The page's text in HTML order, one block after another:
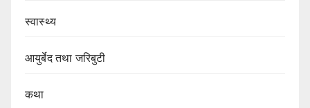
स्वास्थ्य
आयुर्बेद तथा जरिबुटी
कथा